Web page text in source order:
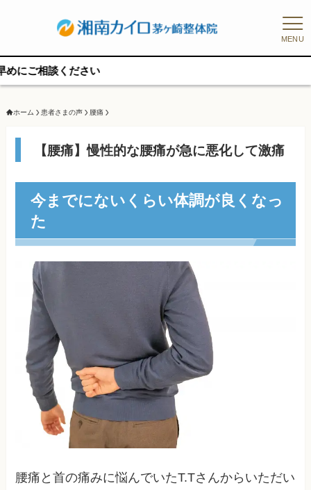
MENU
ホーム 患者さまの声 腰痛
【腰痛】慢性的な腰痛が急に悪化して激痛
今までにないくらい体調が良くなっ
た
腰痛と首の痛みに悩んでいたT.Tさんからいただい